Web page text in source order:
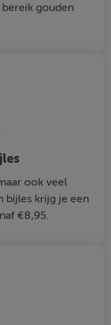
gouden
ook veel
bijles krijg je een
€8,95.